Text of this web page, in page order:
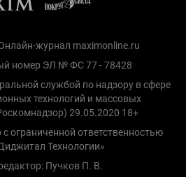
журнал maximonline.ru
номер ЭЛ № ФС 77 - 78428
службой по надзору в сфере
технологий и массовых
29.05.2020 18+
ограниченной ответственностью
Технологии»
Пучков П. В.